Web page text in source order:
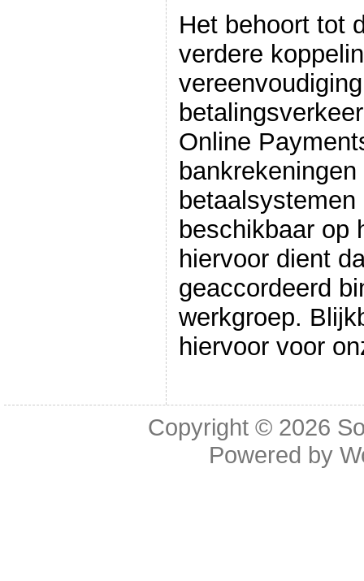
Het behoort tot
verdere
Online
beschikbaar op
hiervoor dient
geaccordeerd
werkgroep.
hiervoor voor
Copyright © 2026
Powered by